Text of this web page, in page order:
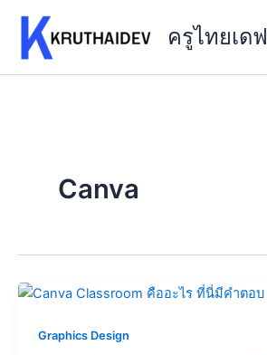
content
ครูไทยเดฟ
Canva
Graphics Design